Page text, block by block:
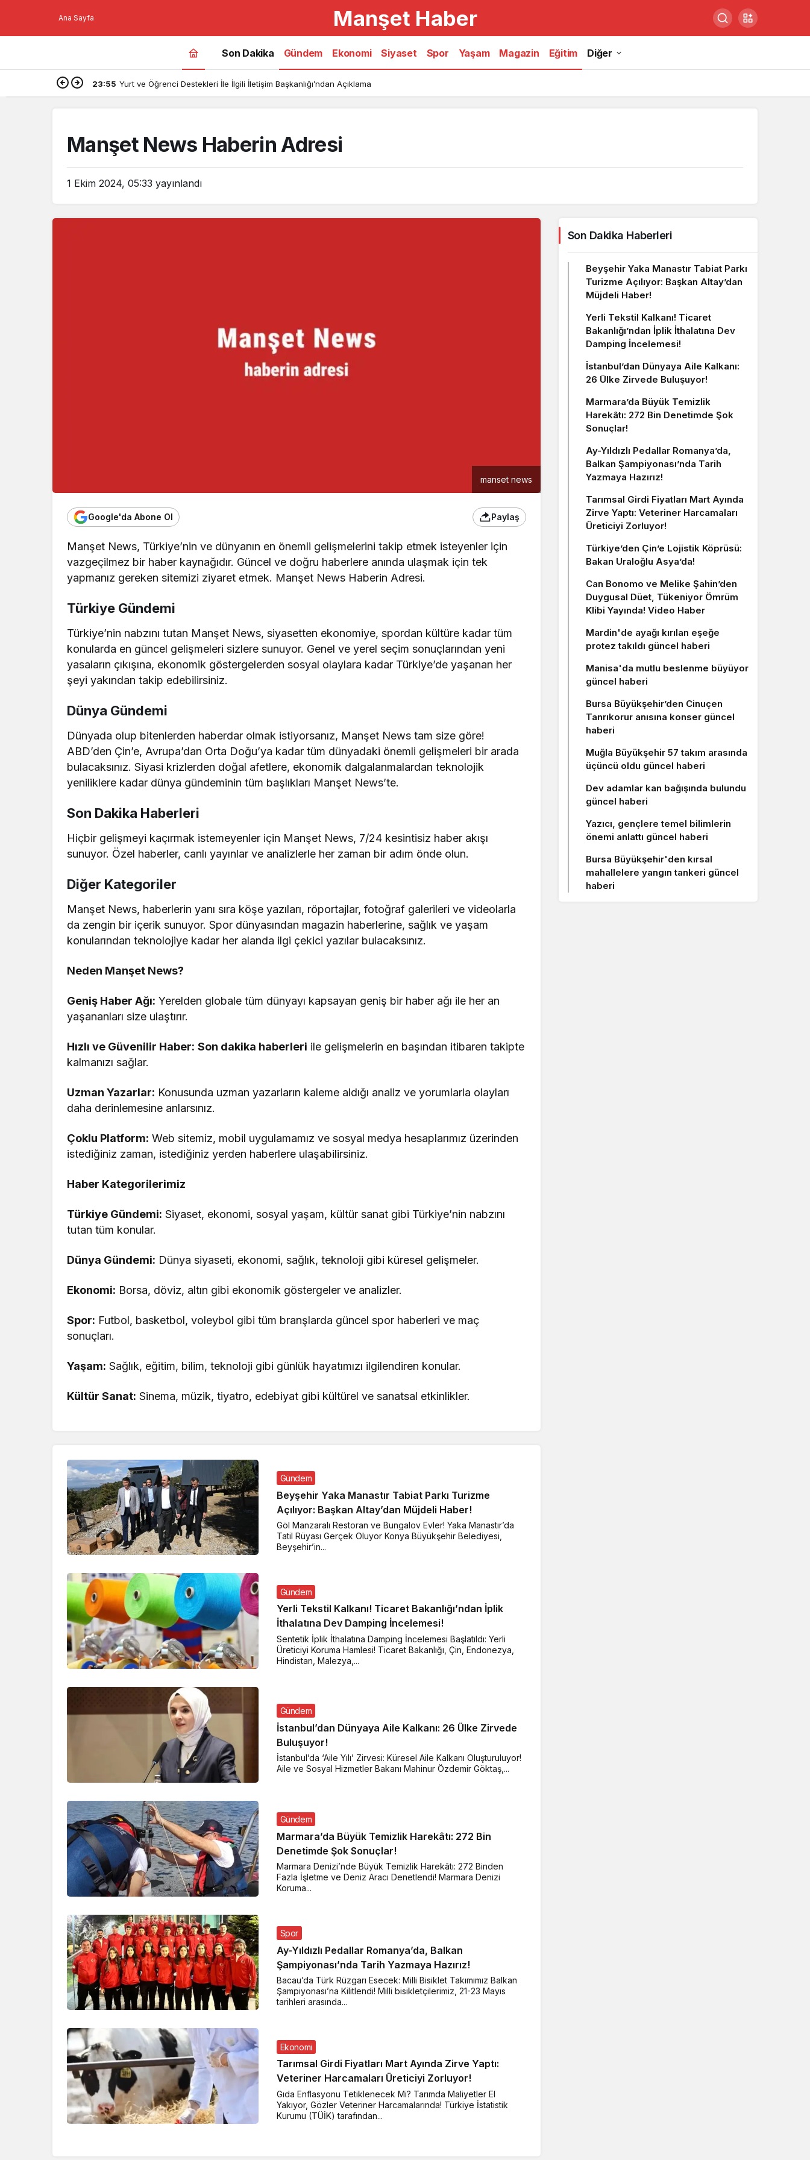
Ana Sayfa Manşet Haber
Son Dakika Gündem Ekonomi Siyaset Spor Yaşam Magazin Eğitim Diğer
23:55 Yurt ve Öğrenci Destekleri İle İlgili İletişim Başkanlığı’ndan Açıklama
Manşet News Haberin Adresi
1 Ekim 2024, 05:33 yayınlandı
manset news
Google'da Abone Ol Paylaş
Manşet News, Türkiye’nin ve dünyanın en önemli gelişmelerini takip etmek isteyenler için
vazgeçilmez bir haber kaynağıdır. Güncel ve doğru haberlere anında ulaşmak için tek
yapmanız gereken sitemizi ziyaret etmek. Manşet News Haberin Adresi.
Türkiye Gündemi
Türkiye’nin nabzını tutan Manşet News, siyasetten ekonomiye, spordan kültüre kadar tüm
konularda en güncel gelişmeleri sizlere sunuyor. Genel ve yerel seçim sonuçlarından yeni
yasaların çıkışına, ekonomik göstergelerden sosyal olaylara kadar Türkiye’de yaşanan her
şeyi yakından takip edebilirsiniz.
Dünya Gündemi
Dünyada olup bitenlerden haberdar olmak istiyorsanız, Manşet News tam size göre!
ABD’den Çin’e, Avrupa’dan Orta Doğu’ya kadar tüm dünyadaki önemli gelişmeleri bir arada
bulacaksınız. Siyasi krizlerden doğal afetlere, ekonomik dalgalanmalardan teknolojik
yeniliklere kadar dünya gündeminin tüm başlıkları Manşet News’te.
Son Dakika Haberleri
Hiçbir gelişmeyi kaçırmak istemeyenler için Manşet News, 7/24 kesintisiz haber akışı
sunuyor. Özel haberler, canlı yayınlar ve analizlerle her zaman bir adım önde olun.
Diğer Kategoriler
Manşet News, haberlerin yanı sıra köşe yazıları, röportajlar, fotoğraf galerileri ve videolarla
da zengin bir içerik sunuyor. Spor dünyasından magazin haberlerine, sağlık ve yaşam
konularından teknolojiye kadar her alanda ilgi çekici yazılar bulacaksınız.
Neden Manşet News?
Geniş Haber Ağı: Yerelden globale tüm dünyayı kapsayan geniş bir haber ağı ile her an
yaşananları size ulaştırır.
Hızlı ve Güvenilir Haber: Son dakika haberleri ile gelişmelerin en başından itibaren takipte
kalmanızı sağlar.
Uzman Yazarlar: Konusunda uzman yazarların kaleme aldığı analiz ve yorumlarla olayları
daha derinlemesine anlarsınız.
Çoklu Platform: Web sitemiz, mobil uygulamamız ve sosyal medya hesaplarımız üzerinden
istediğiniz zaman, istediğiniz yerden haberlere ulaşabilirsiniz.
Haber Kategorilerimiz
Türkiye Gündemi: Siyaset, ekonomi, sosyal yaşam, kültür sanat gibi Türkiye’nin nabzını
tutan tüm konular.
Dünya Gündemi: Dünya siyaseti, ekonomi, sağlık, teknoloji gibi küresel gelişmeler.
Ekonomi: Borsa, döviz, altın gibi ekonomik göstergeler ve analizler.
Spor: Futbol, basketbol, voleybol gibi tüm branşlarda güncel spor haberleri ve maç
sonuçları.
Yaşam: Sağlık, eğitim, bilim, teknoloji gibi günlük hayatımızı ilgilendiren konular.
Kültür Sanat: Sinema, müzik, tiyatro, edebiyat gibi kültürel ve sanatsal etkinlikler.
Gündem
Beyşehir Yaka Manastır Tabiat Parkı Turizme
Açılıyor: Başkan Altay’dan Müjdeli Haber!
Göl Manzaralı Restoran ve Bungalov Evler! Yaka Manastır’da
Tatil Rüyası Gerçek Oluyor Konya Büyükşehir Belediyesi,
Beyşehir’in...
Gündem
Yerli Tekstil Kalkanı! Ticaret Bakanlığı’ndan İplik
İthalatına Dev Damping İncelemesi!
Sentetik İplik İthalatına Damping İncelemesi Başlatıldı: Yerli
Üreticiyi Koruma Hamlesi! Ticaret Bakanlığı, Çin, Endonezya,
Hindistan, Malezya,...
Gündem
İstanbul’dan Dünyaya Aile Kalkanı: 26 Ülke Zirvede
Buluşuyor!
İstanbul’da ‘Aile Yılı’ Zirvesi: Küresel Aile Kalkanı Oluşturuluyor!
Aile ve Sosyal Hizmetler Bakanı Mahinur Özdemir Göktaş,...
Gündem
Marmara’da Büyük Temizlik Harekâtı: 272 Bin
Denetimde Şok Sonuçlar!
Marmara Denizi’nde Büyük Temizlik Harekâtı: 272 Binden
Fazla İşletme ve Deniz Aracı Denetlendi! Marmara Denizi
Koruma...
Spor
Ay-Yıldızlı Pedallar Romanya’da, Balkan
Şampiyonası’nda Tarih Yazmaya Hazırız!
Bacau’da Türk Rüzgarı Esecek: Milli Bisiklet Takımımız Balkan
Şampiyonası’na Kilitlendi! Milli bisikletçilerimiz, 21-23 Mayıs
tarihleri arasında...
Ekonomi
Tarımsal Girdi Fiyatları Mart Ayında Zirve Yaptı:
Veteriner Harcamaları Üreticiyi Zorluyor!
Gıda Enflasyonu Tetiklenecek Mi? Tarımda Maliyetler El
Yakıyor, Gözler Veteriner Harcamalarında! Türkiye İstatistik
Kurumu (TÜİK) tarafından...
Son Dakika Haberleri
Beyşehir Yaka Manastır Tabiat Parkı
Turizme Açılıyor: Başkan Altay’dan
Müjdeli Haber!
Yerli Tekstil Kalkanı! Ticaret
Bakanlığı’ndan İplik İthalatına Dev
Damping İncelemesi!
İstanbul’dan Dünyaya Aile Kalkanı:
26 Ülke Zirvede Buluşuyor!
Marmara’da Büyük Temizlik
Harekâtı: 272 Bin Denetimde Şok
Sonuçlar!
Ay-Yıldızlı Pedallar Romanya’da,
Balkan Şampiyonası’nda Tarih
Yazmaya Hazırız!
Tarımsal Girdi Fiyatları Mart Ayında
Zirve Yaptı: Veteriner Harcamaları
Üreticiyi Zorluyor!
Türkiye’den Çin’e Lojistik Köprüsü:
Bakan Uraloğlu Asya’da!
Can Bonomo ve Melike Şahin’den
Duygusal Düet, Tükeniyor Ömrüm
Klibi Yayında! Video Haber
Mardin'de ayağı kırılan eşeğe
protez takıldı güncel haberi
Manisa'da mutlu beslenme büyüyor
güncel haberi
Bursa Büyükşehir’den Cinuçen
Tanrıkorur anısına konser güncel
haberi
Muğla Büyükşehir 57 takım arasında
üçüncü oldu güncel haberi
Dev adamlar kan bağışında bulundu
güncel haberi
Yazıcı, gençlere temel bilimlerin
önemi anlattı güncel haberi
Bursa Büyükşehir'den kırsal
mahallelere yangın tankeri güncel
haberi